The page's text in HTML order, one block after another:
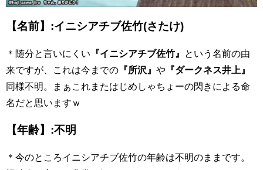
【名前】:イニシアチブ佐竹(さたけ)
＊随分と言いにくい 『イニシアチブ佐竹』
という名前の由
来ですが、これは今までの 『所沢』 や 『ダークネス井上』
同様不明。まぁこれまたはじめしゃちょーの閃きによる命
名だと思いますｗ
【年齢】:不明
＊今のところイニシアチブ佐竹の年齢は不明のままです。